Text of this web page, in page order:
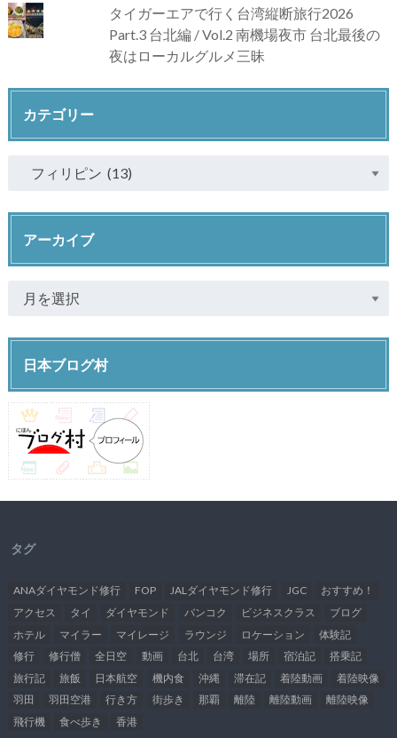
タイガーエアで行く台湾縦断旅行2026
Part.3 台北編 / Vol.2 南機場夜市 台北最後の
夜はローカルグルメ三昧
カテゴリー
アーカイブ
日本ブログ村
タグ
ANAダイヤモンド修行 FOP JALダイヤモンド修行 JGC
おすすめ！
アクセス
タイ ダイヤモンド バンコク ビジネスクラス
ブログ
ホテル
マイラー マイレージ ラウンジ ロケーション
体験記
修行
修行僧 全日空 動画 台北 台湾 場所 宿泊記
搭乗記
旅行記
旅飯 日本航空 機内食 沖縄 滞在記 着陸動画
着陸映像
羽田
羽田空港 行き方 街歩き 那覇 離陸 離陸動画
離陸映像
飛行機
食べ歩き 香港